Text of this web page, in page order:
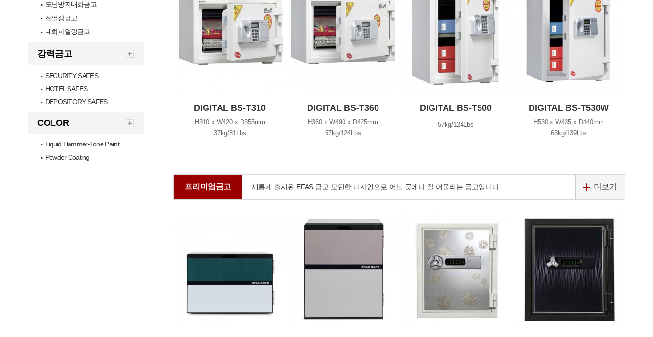
▪ 도난방지내화금고
▪ 진열장금고
▪ 내화파일링금고
강력금고
▪ SECURITY SAFES
▪ HOTEL SAFES
▪ DEPOSITORY SAFES
COLOR
▪ Liquid Hammer-Tone Paint
▪ Powder Coating
DIGITAL BS-T310
H310 x W420 x D355mm
37kg/81Lbs
DIGITAL BS-T360
H360 x W490 x D425mm
57kg/124Lbs
DIGITAL BS-T500
57kg/124Lbs
DIGITAL BS-T530W
H530 x W435 x D440mm
63kg/139Lbs
프리미엄금고 새롭게 출시된 EFAS 금고 모던한 디자인으로 어느 곳에나 잘 어울리는 금고입니다. 더보기